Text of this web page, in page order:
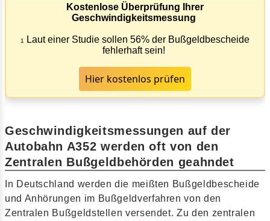
Kostenlose Überprüfung Ihrer
Geschwindigkeitsmessung
1
Laut einer Studie sollen 56% der Bußgeldbescheide
fehlerhaft sein!
Hier kostenlos prüfen
Geschwindigkeitsmessungen auf der
Autobahn A352 werden oft von den
Zentralen Bußgeldbehörden geahndet
In Deutschland werden die meißten Bußgeldbescheide
und Anhörungen im Bußgeldverfahren von den
Zentralen Bußgeldstellen versendet. Zu den zentralen